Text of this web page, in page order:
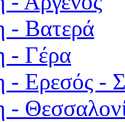
- Βατερά
- Γέρα
- Ερεσός -
-